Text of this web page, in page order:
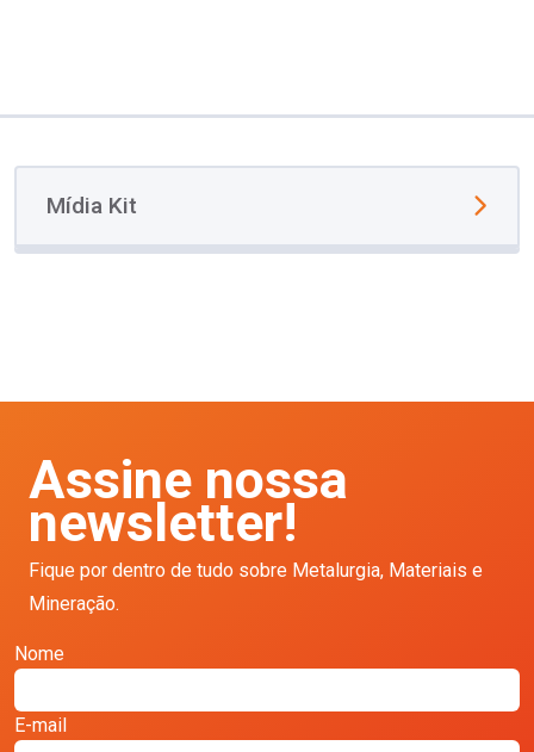
Mídia Kit
Assine nossa
newsletter!
Fique por dentro de tudo sobre Metalurgia, Materiais e
Mineração.
Nome
E-mail